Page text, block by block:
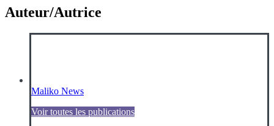
Auteur/Autrice
Maliko News
Voir toutes les publications